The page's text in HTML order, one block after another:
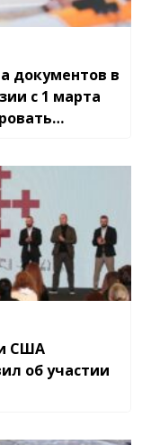
документов в
с 1 марта
США
об участии